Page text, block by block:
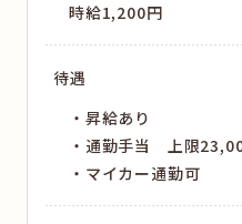
時給1,200円
待遇
昇給あり
通勤手当 上限
マイカー通勤可